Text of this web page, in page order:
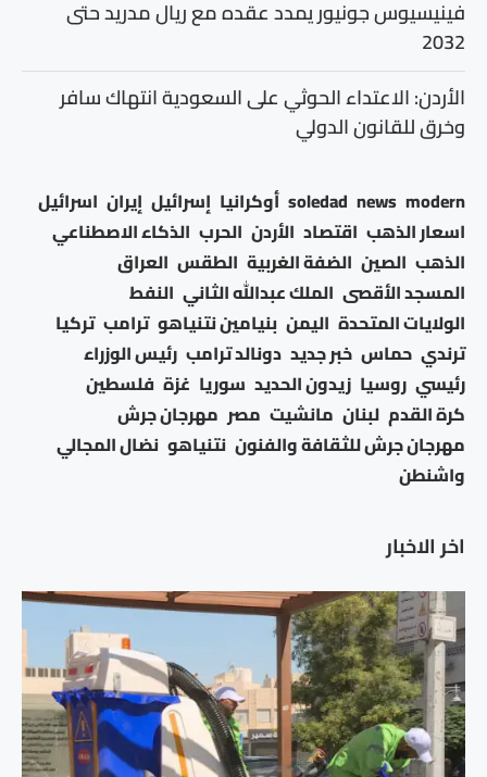
اخر الاخبار
فينيسيوس جونيور يمدد عقده مع ريال مدريد حتى
2032
الأردن: الاعتداء الحوثي على السعودية انتهاك سافر
وخرق للقانون الدولي
modern
news
soledad أوكرانيا إسرائيل إيران اسرائيل
اسعار الذهب اقتصاد الأردن الحرب الذكاء الاصطناعي
الذهب الصين الضفة الغربية الطقس العراق
المسجد الأقصى الملك عبدالله الثاني النفط
الولايات المتحدة اليمن بنيامين نتنياهو ترامب تركيا
ترندي حماس خبر جديد دونالد ترامب رئيس الوزراء
رئيسي روسيا زيدون الحديد سوريا غزة فلسطين
كرة القدم لبنان مانشيت مصر مهرجان جرش
مهرجان جرش للثقافة والفنون نتنياهو نضال المجالي
واشنطن